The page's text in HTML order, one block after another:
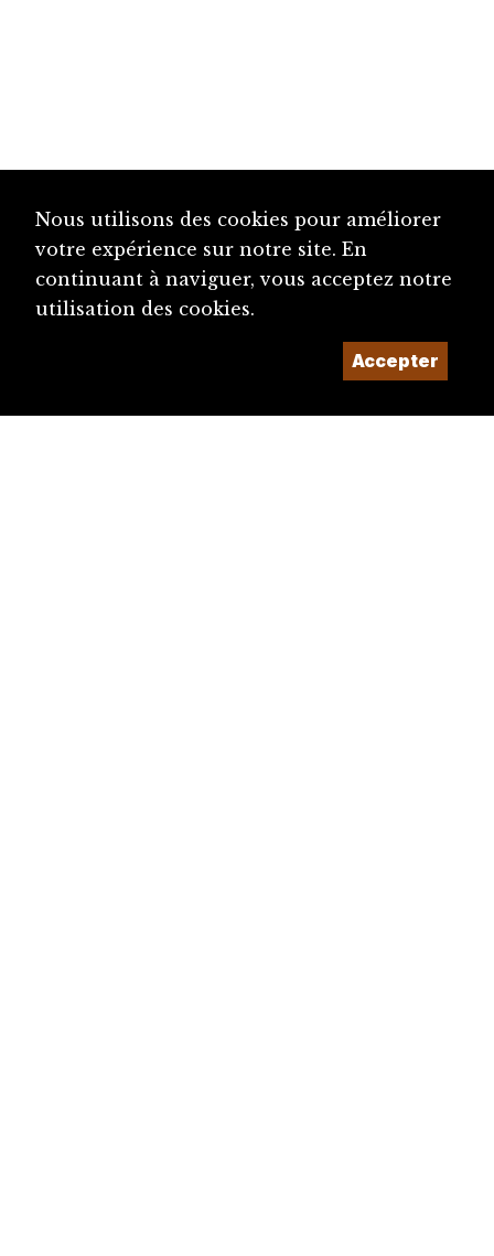
Nous utilisons des cookies pour améliorer
votre expérience sur notre site. En
continuant à naviguer, vous acceptez notre
utilisation des cookies.
Accepter